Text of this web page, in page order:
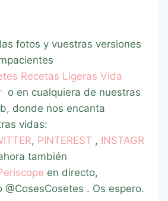
fotos y vuestras versiones
Recetas Ligeras Vida
o en cualquiera de nuestras
donde nos encanta
vidas:
, PINTEREST , INSTAGR
también
en directo,
@CosesCosetes . Os espero.